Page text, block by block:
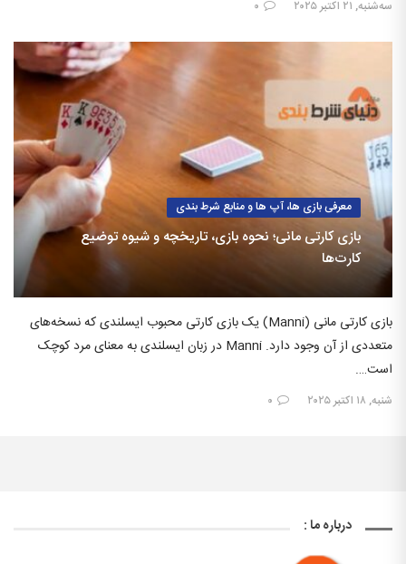
سه‌شنبه, ۲۱ اکتبر ۲۰۲۵ ۰
معرفی بازی ها، آپ ها و منابع شرط بندی
بازی کارتی مانی؛ نحوه بازی، تاریخچه و شیوه توضیع
کارت‌ها
بازی کارتی مانی (Manni) یک بازی کارتی محبوب ایسلندی که نسخه‌های
متعددی از آن وجود دارد. Manni در زبان ایسلندی به معنای مرد کوچک
است….
شنبه, ۱۸ اکتبر ۲۰۲۵ ۰
درباره ما :